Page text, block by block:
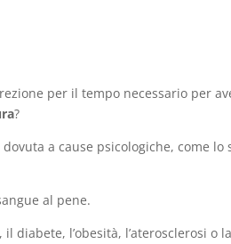
per il tempo necessario per
?
a cause psicologiche, come lo
al pene.
l’obesità, l’aterosclerosi o